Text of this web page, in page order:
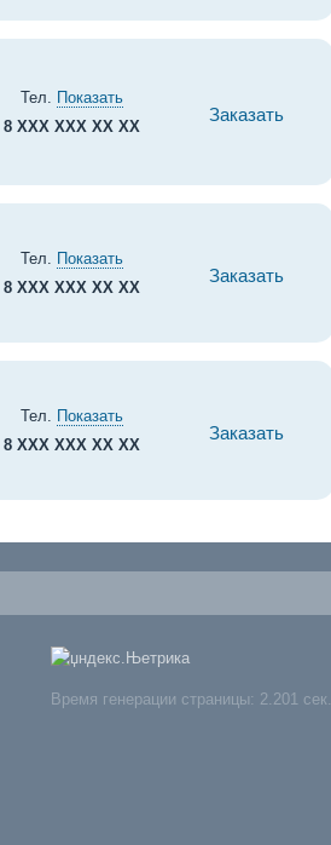
Тел. Показать
8 XXX XXX XX XX
Заказать
Тел. Показать
8 XXX XXX XX XX
Заказать
Тел. Показать
8 XXX XXX XX XX
Заказать
Время генерации страницы: 2.201 сек.